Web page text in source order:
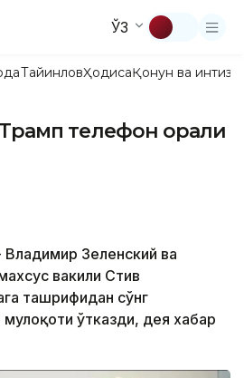
ЎЗ
ТайинловҲодисаҚонун ва
телефон орқали
Зеленский ва
вакили Стив
ташрифидан сўнг
ўтказди, дея хабар